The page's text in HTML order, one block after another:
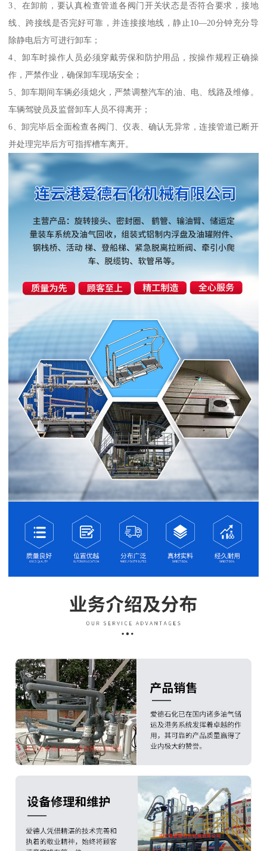
3、在卸前，要认真检查管道各阀门开关状态是否符合要求，接地
线、跨接线是否完好可靠，并连接接地线，静止10—20分钟充分导
除静电后方可进行卸车；
4、卸车时操作人员必须穿戴劳保和防护用品，按操作规程正确操
作，严禁作业，确保卸车现场安全；
5、卸车期间车辆必须熄火，严禁调整汽车的油、电、线路及维修。
车辆驾驶员及监督卸车人员不得离开；
6、卸完毕后全面检查各阀门、仪表、确认无异常，连接管道已断开
并处理完毕后方可指挥槽车离开。